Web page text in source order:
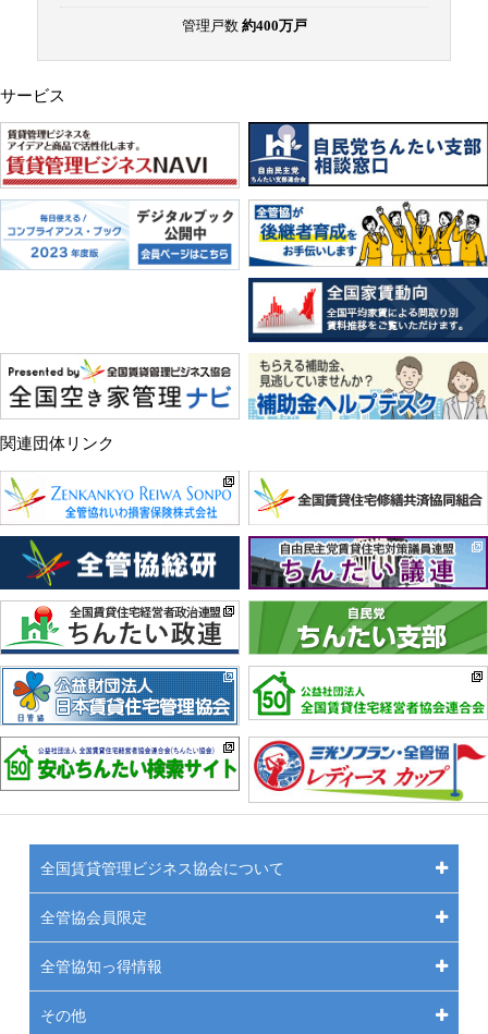
管理戸数 約400万戸
サービス
関連団体リンク
全国賃貸管理ビジネス協会について
全管協会員限定
全管協知っ得情報
その他